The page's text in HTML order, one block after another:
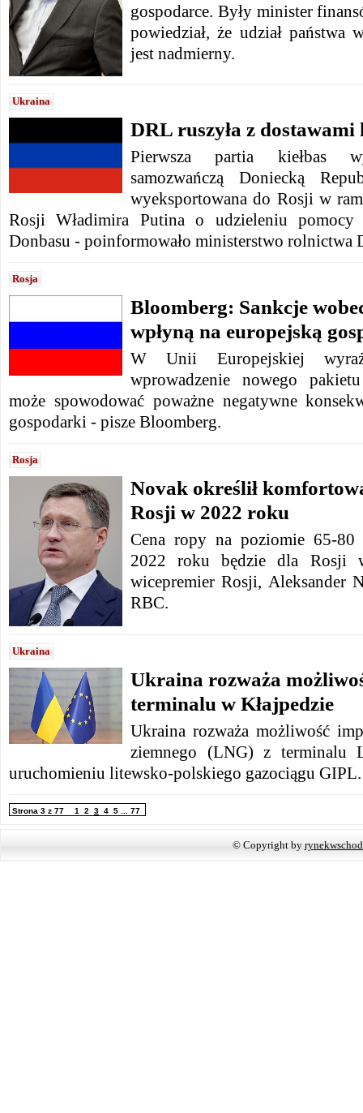
gospodarce. Były minister
powiedział, że udział państwa
jest nadmierny.
Ukraina
DRL ruszyła z dostawami
Pierwsza partia kiełbas
samozwańczą Doniecką
wyeksportowana do Rosji w
Rosji Władimira Putina o udzieleniu pomocy
Donbasu - poinformowało ministerstwo rolnictwa
Rosja
Bloomberg: Sankcje
wpłyną na europejską
W Unii Europejskiej
wprowadzenie nowego
może spowodować poważne negatywne
gospodarki - pisze Bloomberg.
Rosja
Novak określił
Rosji w 2022 roku
Cena ropy na poziomie 65-80
2022 roku będzie dla Rosji
wicepremier Rosji, Aleksander
RBC.
Ukraina
Ukraina rozważa
terminalu w Kłajpedzie
Ukraina rozważa możliwość
ziemnego (LNG) z terminalu
uruchomieniu litewsko-polskiego gazociągu
Strona 3 z 77 1 2 3 4 5 ... 77
© Copyright by